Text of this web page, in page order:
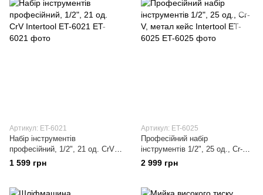
Артикул: ET-6021
Набір інструментів
професійний, 1/2", 21 од. CrV
Intertool ET-6021
1 599 грн
Артикул: ET-6025
Професійний набір
інструментів 1/2", 25 од., Cr-V,
метал кейс Intertool ET-6025
2 999 грн